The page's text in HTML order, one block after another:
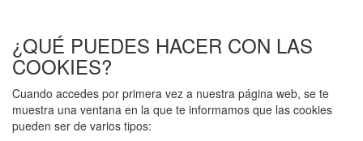
¿QUÉ PUEDES HACER CON LAS
COOKIES?
Cuando accedes por primera vez a nuestra página web, se te
muestra una ventana en la que te informamos que las cookies
pueden ser de varios tipos: